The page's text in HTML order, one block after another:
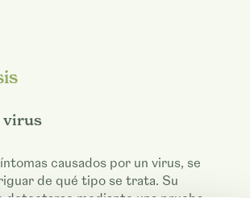
virus
causados por un virus, se
de qué tipo se trata. Su